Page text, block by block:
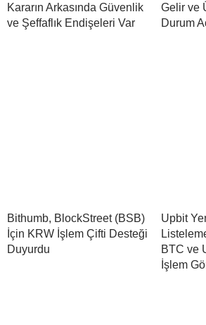
Kararın Arkasında Güvenlik
ve Şeffaflık Endişeleri Var
Gelir ve
Durum
Bithumb, BlockStreet (BSB)
İçin KRW İşlem Çifti Desteği
Duyurdu
Upbit
BTC ve
İşlem